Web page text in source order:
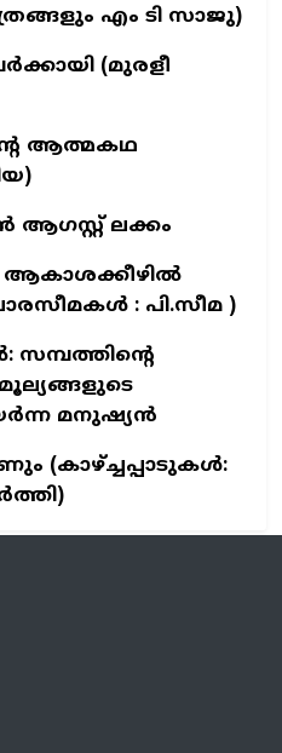
എം ടി സാജു)
(മുരളീ
ആത്മകഥ
ആഗസ്റ്റ് ലക്കം
ആകാശക്കീഴിൽ
: പി.സീമ )
സമ്പത്തിന്റെ
മൂല്യങ്ങളുടെ
മനുഷ്യൻ
(കാഴ്ച്ചപ്പാടുകള്‍: